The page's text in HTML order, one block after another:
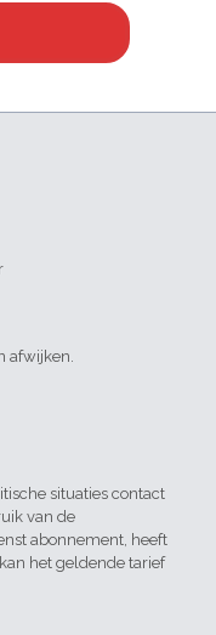
afwijken.
situaties contact
van de
abonnement, heeft
het geldende tarief